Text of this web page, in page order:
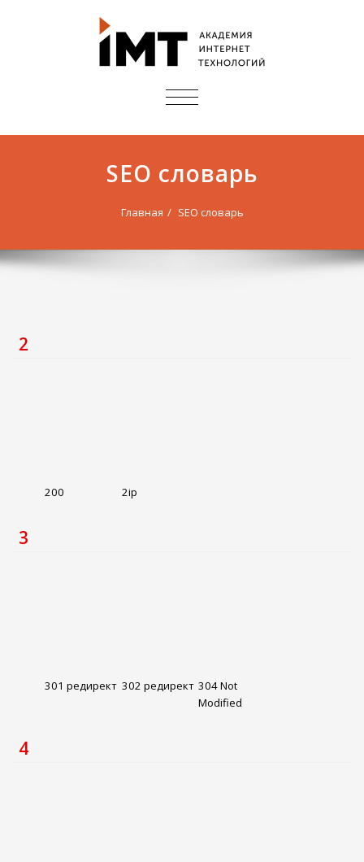
ПОКАЗАТЬ/
SEO словарь
Главная SEO словарь
2
200 2ip
3
301 редирект 302 редирект 304 Not
Modified
4